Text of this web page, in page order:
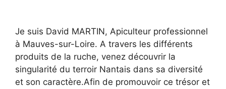
Je suis David MARTIN, Apiculteur professionnel
à Mauves-sur-Loire. A travers les différents
produits de la ruche, venez découvrir la
singularité du terroir Nantais dans sa diversité
et son caractère.Afin de promouvoir ce trésor et